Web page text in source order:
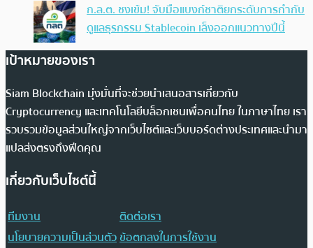
ก.ล.ต. ชงเข้ม! จับมือแบงก์ชาติยกระดับการกำกับ
ดูแลธุรกรรม Stablecoin เล็งออกแนวทางปีนี้
เป้าหมายของเรา
Siam Blockchain มุ่งมั่นที่จะช่วยนำเสนอสารเกี่ยวกับ
Cryptocurrency และเทคโนโลยีบล็อกเชนเพื่อคนไทย ในภาษาไทย เรา
รวบรวมข้อมูลส่วนใหญ่จากเว็บไซต์และเว็บบอร์ดต่างประเทศและนำมา
แปลส่งตรงถึงฟีดคุณ
เกี่ยวกับเว็บไซต์นี้
ทีมงาน
ติดต่อเรา
นโยบายความเป็นส่วนตัวข้อตกลงในการใช้งาน